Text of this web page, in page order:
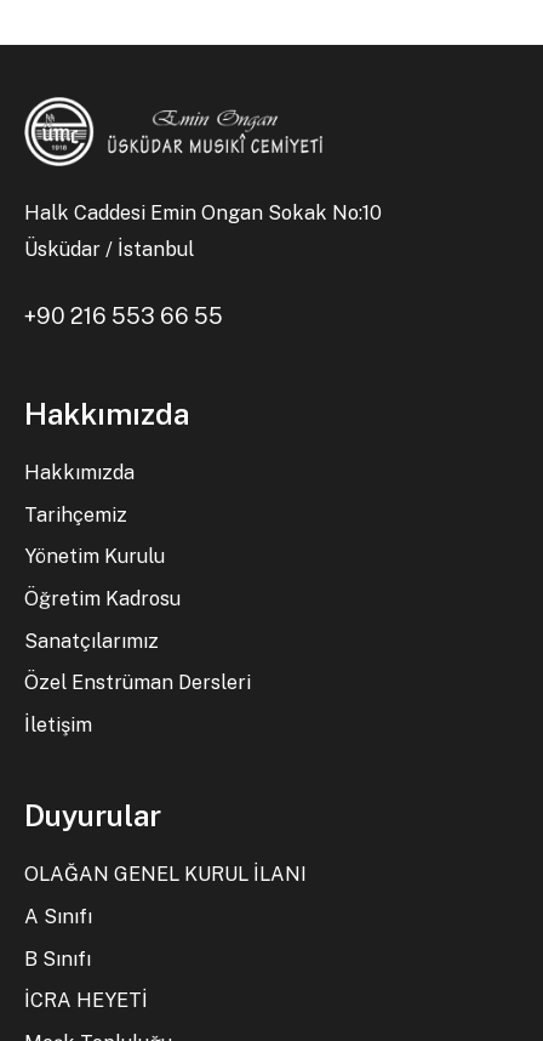
Halk Caddesi Emin Ongan Sokak No:10
Üsküdar / İstanbul
+90 216 553 66 55
Hakkımızda
Hakkımızda
Tarihçemiz
Yönetim Kurulu
Öğretim Kadrosu
Sanatçılarımız
Özel Enstrüman Dersleri
İletişim
Duyurular
OLAĞAN GENEL KURUL İLANI
A Sınıfı
B Sınıfı
İCRA HEYETİ